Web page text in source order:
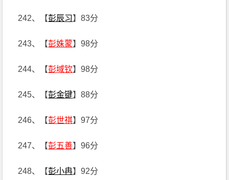
242、【彭辰习】83分
243、【彭姝蒙】98分
244、【彭域钦】98分
245、【彭金键】88分
246、【彭世祺】97分
247、【彭五善】96分
248、【彭小冉】92分